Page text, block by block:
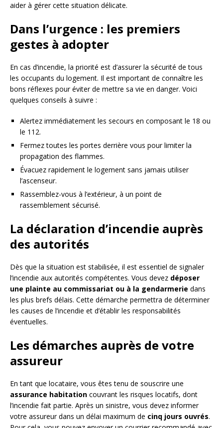
aider à gérer cette situation délicate.
Dans l’urgence : les premiers
gestes à adopter
En cas d’incendie, la priorité est d’assurer la sécurité de tous
les occupants du logement. Il est important de connaître les
bons réflexes pour éviter de mettre sa vie en danger. Voici
quelques conseils à suivre :
Alertez immédiatement les secours en composant le 18 ou
le 112.
Fermez toutes les portes derrière vous pour limiter la
propagation des flammes.
Évacuez rapidement le logement sans jamais utiliser
l’ascenseur.
Rassemblez-vous à l’extérieur, à un point de
rassemblement sécurisé.
La déclaration d’incendie auprès
des autorités
Dès que la situation est stabilisée, il est essentiel de signaler
l’incendie aux autorités compétentes. Vous devez déposer
une plainte au commissariat ou à la gendarmerie dans
les plus brefs délais. Cette démarche permettra de déterminer
les causes de l’incendie et d’établir les responsabilités
éventuelles.
Les démarches auprès de votre
assureur
En tant que locataire, vous êtes tenu de souscrire une
assurance habitation couvrant les risques locatifs, dont
l’incendie fait partie. Après un sinistre, vous devez informer
votre assureur dans un délai maximum de cinq jours ouvrés.